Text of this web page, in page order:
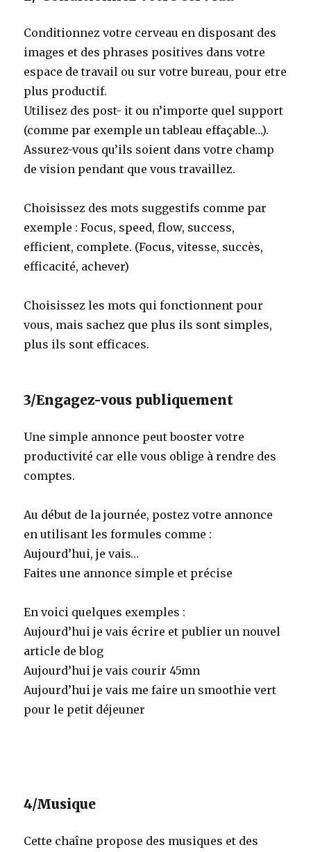
Conditionnez votre cerveau en disposant des
images et des phrases positives dans votre
espace de travail ou sur votre bureau, pour etre
plus productif.
Utilisez des post- it ou n’importe quel support
(comme par exemple un tableau effaçable…).
Assurez-vous qu’ils soient dans votre champ
de vision pendant que vous travaillez.
Choisissez des mots suggestifs comme par
exemple : Focus, speed, flow, success,
efficient, complete. (Focus, vitesse, succès,
efficacité, achever)
Choisissez les mots qui fonctionnent pour
vous, mais sachez que plus ils sont simples,
plus ils sont efficaces.
3/Engagez-vous publiquement
Une simple annonce peut booster votre
productivité car elle vous oblige à rendre des
comptes.
Au début de la journée, postez votre annonce
en utilisant les formules comme :
Aujourd’hui, je vais…
Faites une annonce simple et précise
En voici quelques exemples :
Aujourd’hui je vais écrire et publier un nouvel
article de blog
Aujourd’hui je vais courir 45mn
Aujourd’hui je vais me faire un smoothie vert
pour le petit déjeuner
4/Musique
Cette chaîne propose des musiques et des